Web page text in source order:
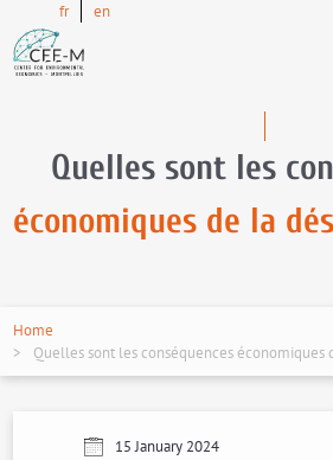
fr en
Quelles sont les
économiques de la
Home
Quelles sont les conséquences économiques
15 January 2024